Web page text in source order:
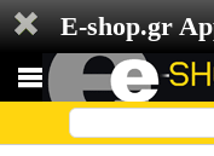
E-shop.gr